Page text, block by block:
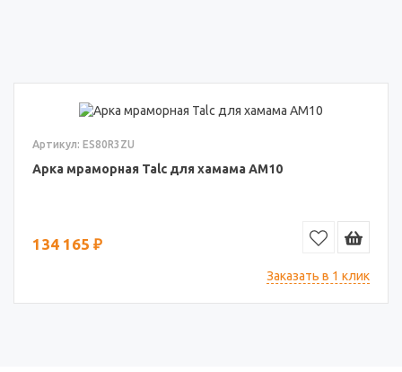
Артикул: ES80R3ZU
Арка мраморная Talc для хамама АМ10
134 165 ₽
Заказать в 1 клик